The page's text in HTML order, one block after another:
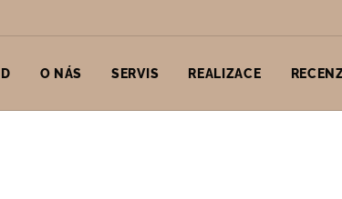
O NÁS SERVIS REALIZACE